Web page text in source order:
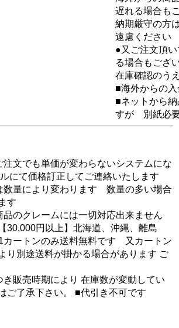
遅れる場合も
納期厳守の方
遠慮ください
●又ご注文頂
る場合もござ
在庫確認のう
■海外からの
■ネットから
すが 別紙必
注意
文でも単価が変わらないシステムにな
にて価格訂正してご連絡いたします
量により変わります 数量の多い場合
す
のクレームには一切対応出来ません
円以上】北海道、沖縄、離島
1カートンのみ送料無料です 又カートン
別途送料が掛かる場合があります ご
販売時期により 在庫数が変動してい
ご了承下さい。 ■代引き不可です